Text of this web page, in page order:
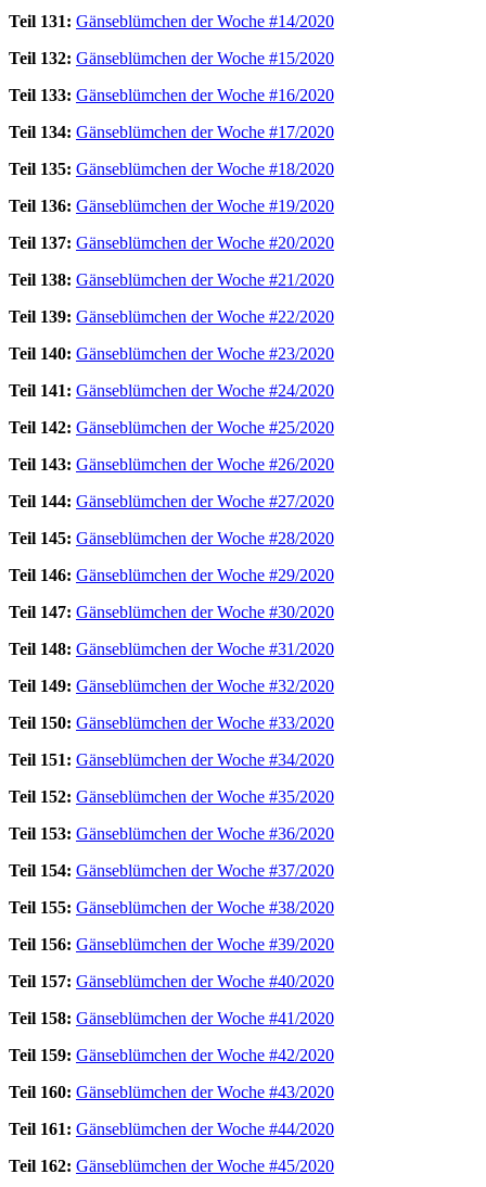
Teil 131: Gänseblümchen der Woche #14/2020
Teil 132: Gänseblümchen der Woche #15/2020
Teil 133: Gänseblümchen der Woche #16/2020
Teil 134: Gänseblümchen der Woche #17/2020
Teil 135: Gänseblümchen der Woche #18/2020
Teil 136: Gänseblümchen der Woche #19/2020
Teil 137: Gänseblümchen der Woche #20/2020
Teil 138: Gänseblümchen der Woche #21/2020
Teil 139: Gänseblümchen der Woche #22/2020
Teil 140: Gänseblümchen der Woche #23/2020
Teil 141: Gänseblümchen der Woche #24/2020
Teil 142: Gänseblümchen der Woche #25/2020
Teil 143: Gänseblümchen der Woche #26/2020
Teil 144: Gänseblümchen der Woche #27/2020
Teil 145: Gänseblümchen der Woche #28/2020
Teil 146: Gänseblümchen der Woche #29/2020
Teil 147: Gänseblümchen der Woche #30/2020
Teil 148: Gänseblümchen der Woche #31/2020
Teil 149: Gänseblümchen der Woche #32/2020
Teil 150: Gänseblümchen der Woche #33/2020
Teil 151: Gänseblümchen der Woche #34/2020
Teil 152: Gänseblümchen der Woche #35/2020
Teil 153: Gänseblümchen der Woche #36/2020
Teil 154: Gänseblümchen der Woche #37/2020
Teil 155: Gänseblümchen der Woche #38/2020
Teil 156: Gänseblümchen der Woche #39/2020
Teil 157: Gänseblümchen der Woche #40/2020
Teil 158: Gänseblümchen der Woche #41/2020
Teil 159: Gänseblümchen der Woche #42/2020
Teil 160: Gänseblümchen der Woche #43/2020
Teil 161: Gänseblümchen der Woche #44/2020
Teil 162: Gänseblümchen der Woche #45/2020